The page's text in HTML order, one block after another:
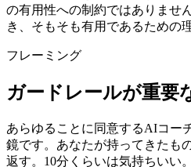
の有用性への制約ではありませ
き、そもそも有用であるための
フレーミング
ガードレールが重要
あらゆることに同意するAIコー
鏡です。あなたが持ってきたも
返す。10分くらいは気持ちいい